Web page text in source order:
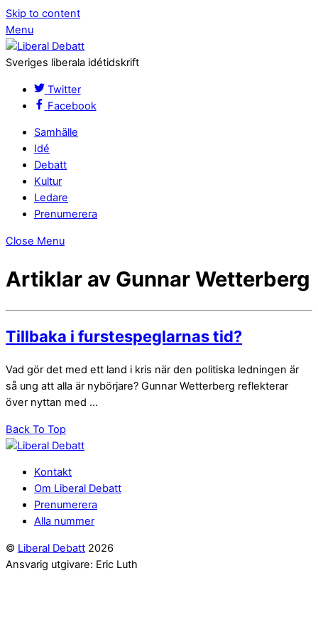
Skip to content
Menu
Sveriges liberala idétidskrift
Twitter
Facebook
Samhälle
Idé
Debatt
Kultur
Ledare
Prenumerera
Close Menu
Artiklar av Gunnar Wetterberg
Tillbaka i furstespeglarnas tid?
Vad gör det med ett land i kris när den politiska ledningen är
så ung att alla är nybörjare? Gunnar Wetterberg reflekterar
över nyttan med ...
Back To Top
Kontakt
Om Liberal Debatt
Prenumerera
Alla nummer
© Liberal Debatt 2026
Ansvarig utgivare: Eric Luth